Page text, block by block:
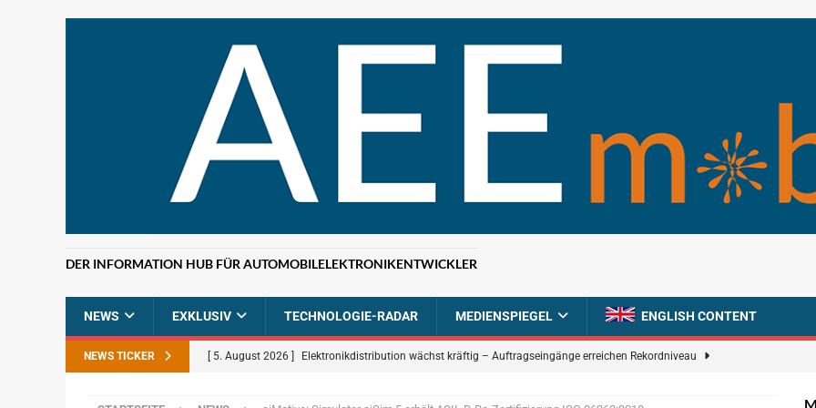
DER INFORMATION HUB FÜR AUTOMOBILELEKTRONIKENTWICKLER
NEWS EXKLUSIV TECHNOLOGIE-RADAR MEDIENSPIEGEL ENGLISH CONTENT
NEWS TICKER [ 5. August 2026 ] Elektronikdistribution wächst kräftig – Auftragseingänge erreichen Rekordniveau